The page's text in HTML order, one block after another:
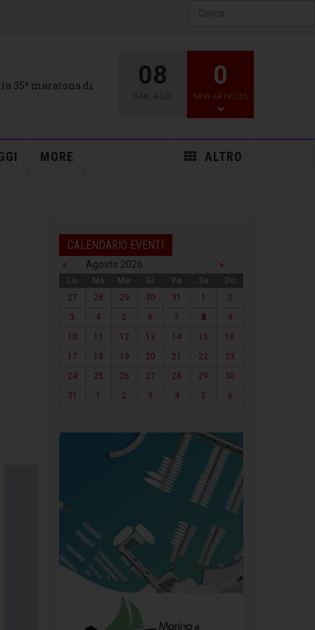
for results.
35^ maratona di 08
SAB, AGO
0
NEW ARTICLES
ALTRO
MORE
CALENDARIO EVENTI
« Agosto 2026 »
Lu Ma Me Gi Ve Sa
Do
27
28 29 30 31 1
2
3
4 5 6 7 8
9
10
11 12 13 14 15
16
17
18 19 20 21 22
23
24
25 26 27 28 29
30
31
1 2 3 4 5 6